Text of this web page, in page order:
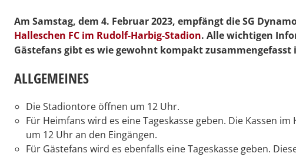
Am Samstag, dem 4. Februar 2023, empfängt die SG
Halleschen FC im Rudolf-Harbig-Stadion. Alle wichtigen
Gästefans gibt es wie gewohnt kompakt zusammengefasst
ALLGEMEINES
DieStadiontore öffnen um 12 Uhr.
Für Heimfans wird es eine Tageskasse geben. Die Kassen
um 12 Uhr an den Eingängen.
Für Gästefans wird es ebenfalls eine Tageskasse geben.